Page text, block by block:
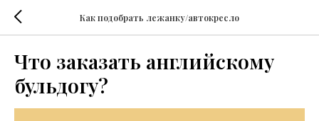
Как подобрать лежанку/автокресло
Что заказать английскому
бульдогу?